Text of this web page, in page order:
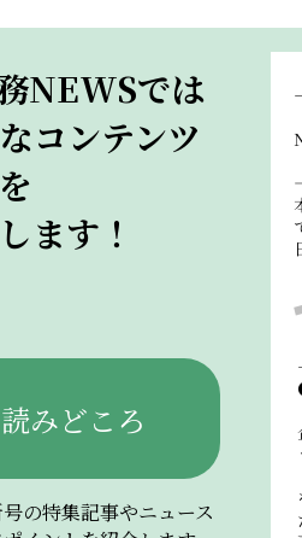
NEWSでは
コンテンツ
を
ます！
みどころ
の特集記事やニュース